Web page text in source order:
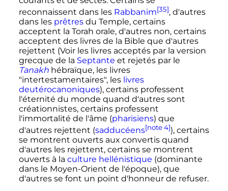
reconnaissent dans les Rabbanim[35], d'autres
dans les prêtresdu Temple, certains
acceptent la Torah orale, d'autres non, certains
acceptent des livres de la Bible que d'autres
rejettent (Voir les livres acceptés par la version
grecque de la Septante et rejetés par le
Tanakhhébraïque, les livres
"intertestamentaires", les livres
deutérocanoniques), certains professent
l'éternité du monde quand d'autres sont
créationnistes, certains professent
l'immortalité de l'âme (pharisiens) que
d'autres rejettent (sadducéens[note 4]), certains
se montrent ouverts aux convertis quand
d'autres les rejettent, certains se montrent
ouverts à la culture hellénistique (dominante
dans le Moyen-Orient de l'époque), que
d'autres se font un point d'honneur de refuser.